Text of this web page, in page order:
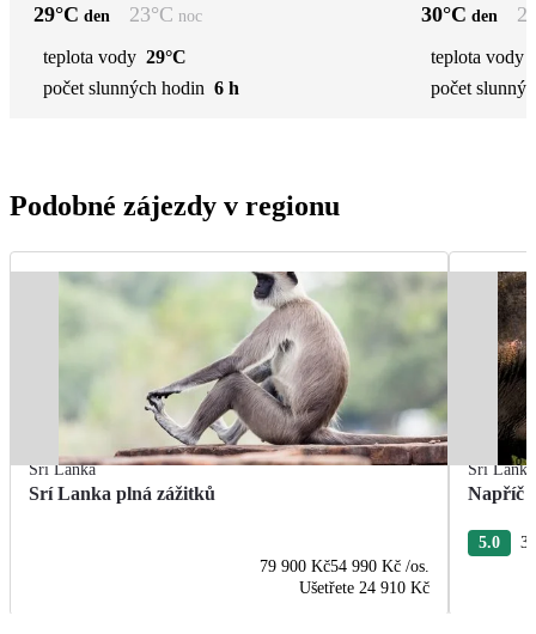
29°C den 23°C noc
teplota vody 29°C
počet slunných hodin 6 h
30°C den
teplota vody
počet
Podobné zájezdy v regionu
Srí Lanka
Srí Lanka plná zážitků
79 900 Kč54 990 Kč /os.
Ušetřete 24 910 Kč
Srí Lanka
Napříč
5.0